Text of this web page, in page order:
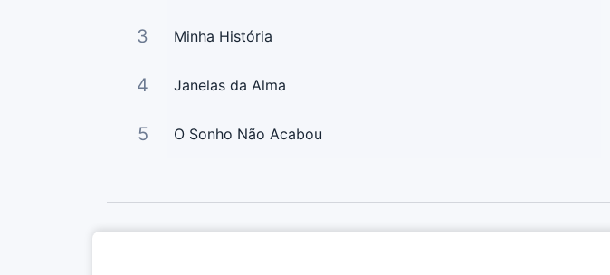
3 Minha História
4 Janelas da Alma
5 O Sonho Não Acabou